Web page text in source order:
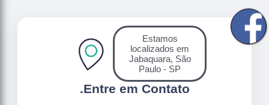
.Entre em Contato
Estamos
localizados em
Jabaquara, São
Paulo - SP